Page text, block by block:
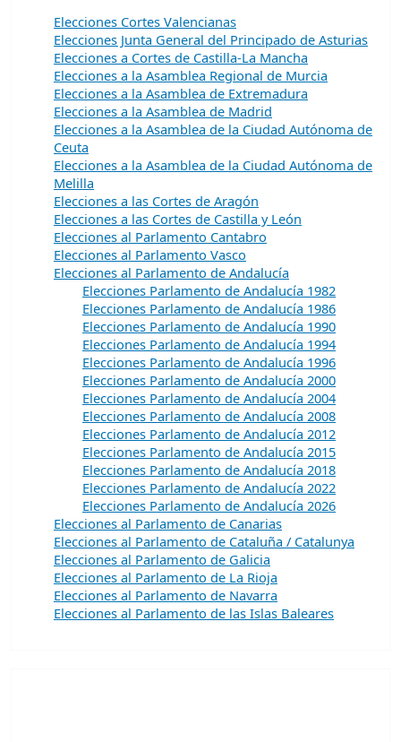
Elecciones Cortes Valencianas
Elecciones Junta General del Principado de Asturias
Elecciones a Cortes de Castilla-La Mancha
Elecciones a la Asamblea Regional de Murcia
Elecciones a la Asamblea de Extremadura
Elecciones a la Asamblea de Madrid
Elecciones a la Asamblea de la Ciudad Autónoma de
Ceuta
Elecciones a la Asamblea de la Ciudad Autónoma de
Melilla
Elecciones a las Cortes de Aragón
Elecciones a las Cortes de Castilla y León
Elecciones al Parlamento Cantabro
Elecciones al Parlamento Vasco
Elecciones al Parlamento de Andalucía
Elecciones Parlamento de Andalucía 1982
Elecciones Parlamento de Andalucía 1986
Elecciones Parlamento de Andalucía 1990
Elecciones Parlamento de Andalucía 1994
Elecciones Parlamento de Andalucía 1996
Elecciones Parlamento de Andalucía 2000
Elecciones Parlamento de Andalucía 2004
Elecciones Parlamento de Andalucía 2008
Elecciones Parlamento de Andalucía 2012
Elecciones Parlamento de Andalucía 2015
Elecciones Parlamento de Andalucía 2018
Elecciones Parlamento de Andalucía 2022
Elecciones Parlamento de Andalucía 2026
Elecciones al Parlamento de Canarias
Elecciones al Parlamento de Cataluña / Catalunya
Elecciones al Parlamento de Galicia
Elecciones al Parlamento de La Rioja
Elecciones al Parlamento de Navarra
Elecciones al Parlamento de las Islas Baleares